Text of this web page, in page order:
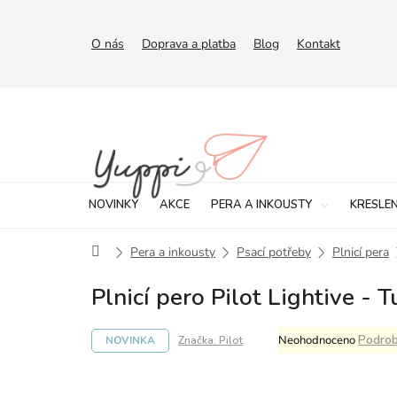
O nás Doprava a platba Blog Kontakt
NOVINKY AKCE PERA A INKOUSTY
DomůPera a inkousty Psací potřeby Plnicí pera
Plnicí pero Pilot Lightive -
NOVINKA
Průměrné
hodnocení
Neohodnoceno
Značka: Pilot